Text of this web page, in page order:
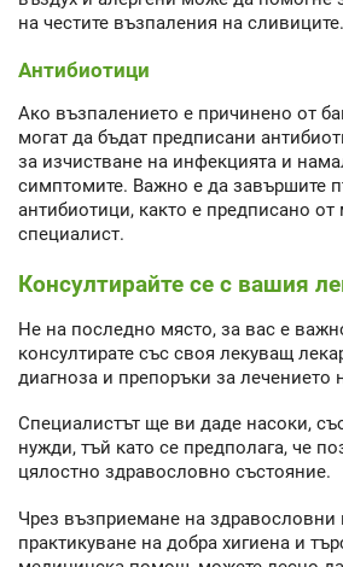
на честите възпаления на сливиците.
Антибиотици
Ако възпалението е причинено от
могат да бъдат предписани
за изчистване на инфекцията и
симптомите. Важно е да завършите
антибиотици, както е предписано
специалист.
Консултирайте се с вашия
Не на последно място, за вас е
консултирате със своя лекуващ
диагноза и препоръки за лечението
Специалистът ще ви даде насоки,
нужди, тъй като се предполага, че
цялостно здравословно състояние.
Чрез възприемане на здравословни
практикуване на добра хигиена и